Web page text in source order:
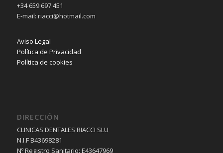
+34 659 697 451
E-mail: riacci@hotmail.com
Aviso Legal
Política de Privacidad
Política de cookies
DIRECCIÓN
CLINICAS DENTALES RIACCI SLU
N.I.F B43698281
Nº Registro Sanitario: E43647969